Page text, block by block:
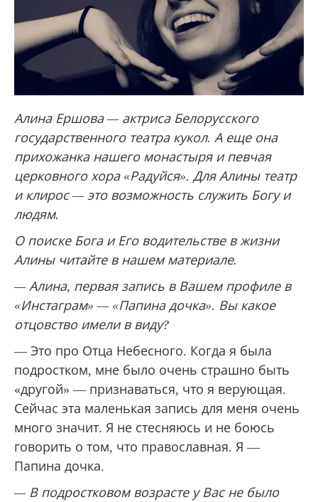
Алина Ершова — актриса Белорусского
государственного театра кукол. А еще она
прихожанка нашего монастыря и певчая
церковного хора «Радуйся». Для Алины театр
и клирос — это возможность служить Богу и
людям.
О поиске Бога и Его водительстве в жизни
Алины читайте в нашем материале.
— Алина, первая запись в Вашем профиле в
«Инстаграм» — «Папина дочка». Вы какое
отцовство имели в виду?
— Это про Отца Небесного. Когда я была
подростком, мне было очень страшно быть
«другой» — признаваться, что я верующая.
Сейчас эта маленькая запись для меня очень
много значит. Я не стесняюсь и не боюсь
говорить о том, что православная. Я —
Папина дочка.
— В подростковом возрасте у Вас не было